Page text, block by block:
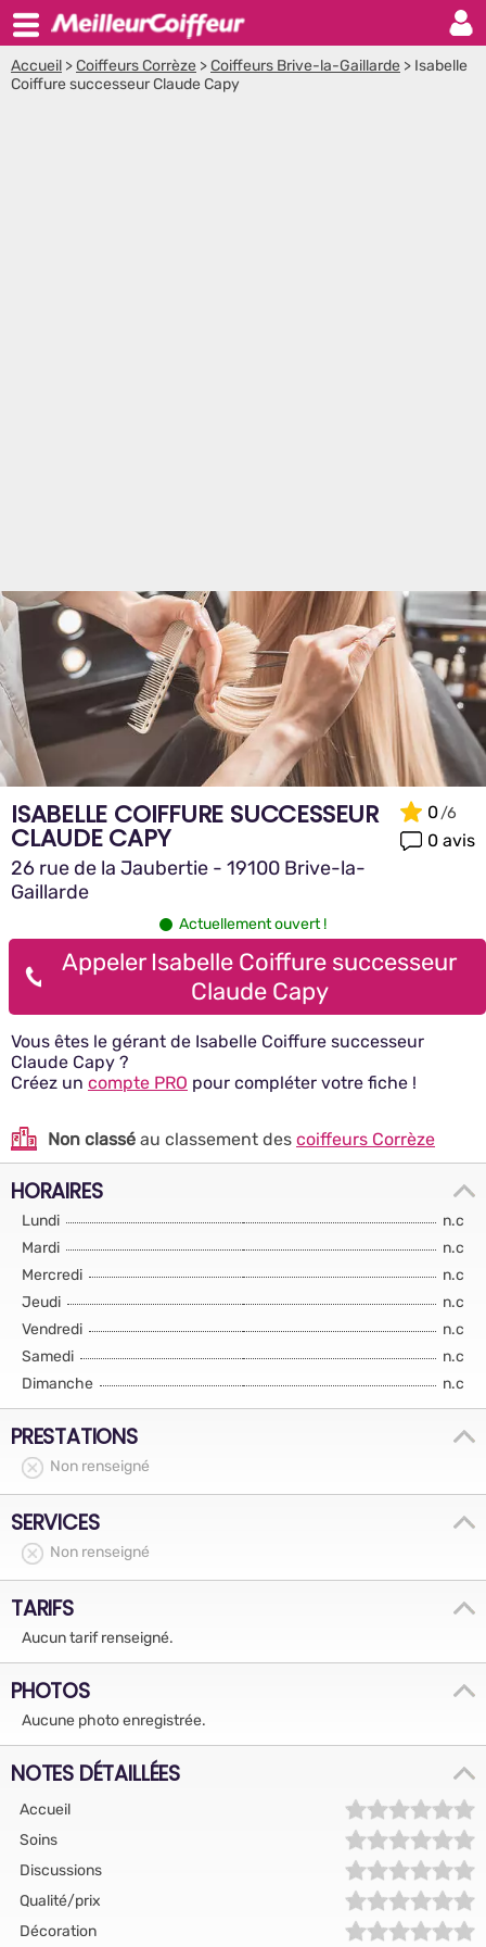
Accueil >Coiffeurs Corrèze >Coiffeurs Brive-la-Gaillarde > Isabelle
Coiffure successeur Claude Capy
ISABELLE COIFFURE SUCCESSEUR
CLAUDE CAPY
26 rue de la Jaubertie - 19100 Brive-la-
Gaillarde
0
0 avis
Actuellement ouvert !
Appeler Isabelle Coiffure successeur
Claude Capy
Vous êtes le gérant de Isabelle Coiffure successeur
Claude Capy ?
Créez un compte PRO pour compléter votre fiche !
Non classé au classement des coiffeurs Corrèze
HORAIRES
Lundi
n.c
Mardi
n.c
Mercredi
n.c
Jeudi
n.c
Vendredi
n.c
Samedi
n.c
Dimanche
n.c
PRESTATIONS
Non renseigné
SERVICES
Non renseigné
TARIFS
Aucun tarif renseigné.
PHOTOS
Aucune photo enregistrée.
NOTES DÉTAILLÉES
Accueil
Soins
Discussions
Qualité/prix
Décoration